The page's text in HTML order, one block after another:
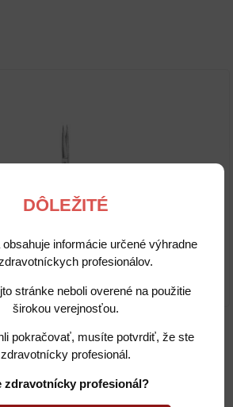
DÔLEŽITÉ
informácie určené výhradne
profesionálov.
stránke neboli overené na použitie
širokou verejnosťou.
pokračovať, musíte potvrdiť, že ste
zdravotnícky profesionál.
zdravotnícky profesionál?